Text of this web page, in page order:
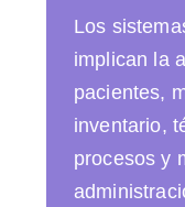
Los
implican la
pacientes,
inventario,
procesos y